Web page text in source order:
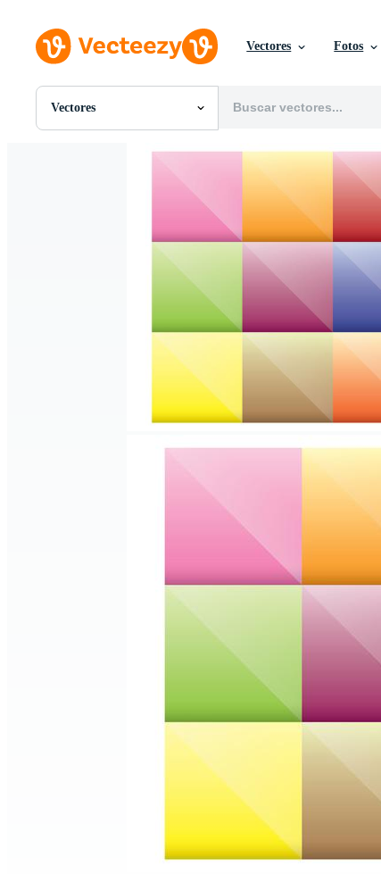
Vectores Fotos
Vectores
Todas Imágenes
Gráficos en Movimiento